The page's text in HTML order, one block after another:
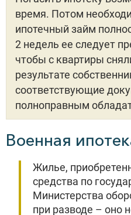
время. Потом
ипотечный займ
2 недель ее следует
чтобы с квартиры
результате
соответствующие
полноправным
Военная
Жилье,
средства по
Министерства
при разводе – оно